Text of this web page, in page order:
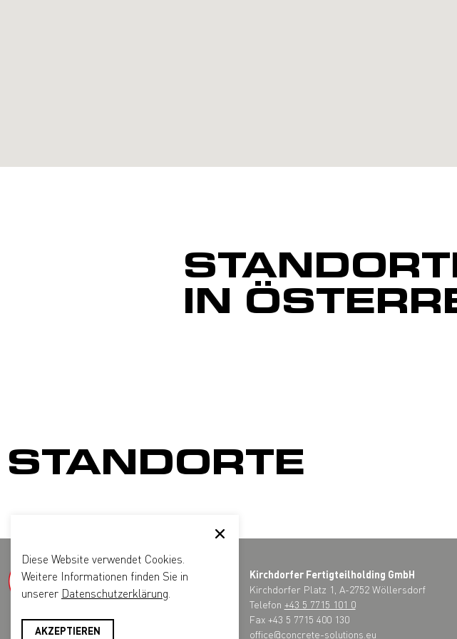
IN
STANDORTE
Kirchdorfer Fertigteilholding GmbH
Kirchdorfer Platz 1, A-2752 Wöllersdorf
Telefon +43 5 7715 101 0
Fax +43 5 7715 400 130
office@concrete-solutions.eu
Diese Website verwendet Cookies.
Weitere Informationen finden Sie in
unserer Datenschutzerklärung
AKZEPTIEREN